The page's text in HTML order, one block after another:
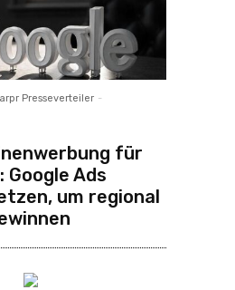
Presseverteiler -
für
Ads
um regional